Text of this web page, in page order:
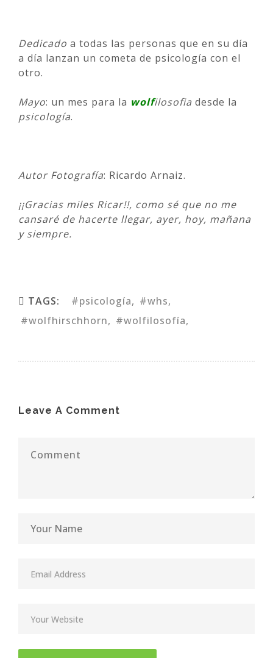
Dedicado a todas las personas que en su día
a día lanzan un cometa de psicología con el
otro.
Mayo: un mes para la wolfilosofia desde la
psicología.
Autor Fotografía: Ricardo Arnaiz.
¡¡Gracias miles Ricar!!, como sé que no me
cansaré de hacerte llegar, ayer, hoy, mañana
y siempre.
TAGS: #psicología
#whs
#wolfhirschhorn
#wolfilosofía
Leave A Comment